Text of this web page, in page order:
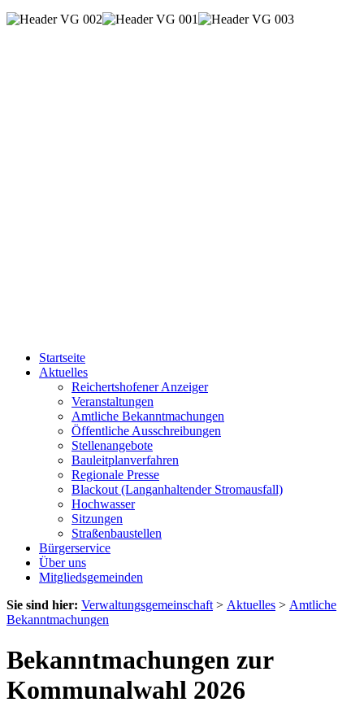
Startseite
Aktuelles
Reichertshofener Anzeiger
Veranstaltungen
Amtliche Bekanntmachungen
Öffentliche Ausschreibungen
Stellenangebote
Bauleitplanverfahren
Regionale Presse
Blackout (Langanhaltender Stromausfall)
Hochwasser
Sitzungen
Straßenbaustellen
Bürgerservice
Über uns
Mitgliedsgemeinden
Sie sind hier: Verwaltungsgemeinschaft > Aktuelles > Amtliche
Bekanntmachungen
Bekanntmachungen zur
Kommunalwahl 2026